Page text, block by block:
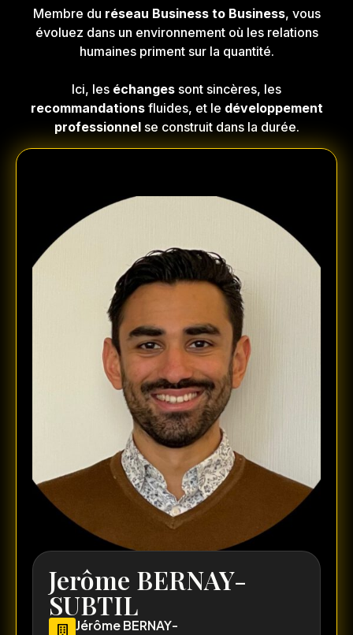
Membre du réseau Business to Business, vous
évoluez dans un environnement où les relations
humaines priment sur la quantité.
Ici, les échanges sont sincères, les
recommandationsfluides, et le développement
professionnelse construit dans la durée.
Jerôme BERNAY-
SUBTIL
Jérôme BERNAY-